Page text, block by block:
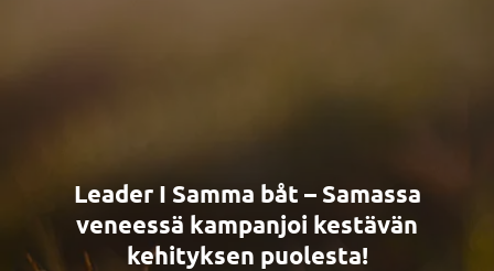
Leader I Samma båt – Samassa
veneessä kampanjoi kestävän
kehityksen puolesta!